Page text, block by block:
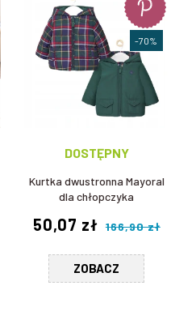
DOSTĘPNY
Kurtka dwustronna Mayoral
dla chłopczyka
50,07 zł 166,90 zł
ZOBACZ
-70%